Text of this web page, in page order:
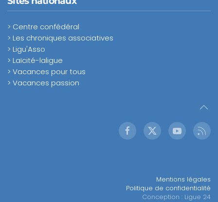
> Centre confédéral
> Les chroniques associatives
> Ligu'Asso
> Laïcité-laligue
> Vacances pour tous
> Vacances passion
Mentions légales
Politique de confidentialité
Conception : Ligue 24